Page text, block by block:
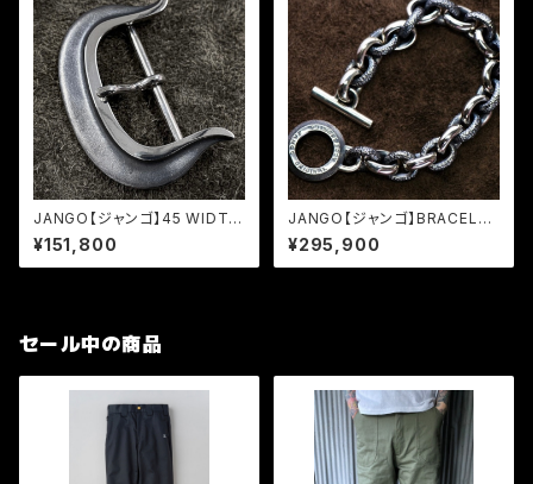
JANGO【ジャンゴ】45 WIDTH
BUCKLE (JB-01)
¥151,800
JANGO【ジャンゴ】BRACELET
(JBR-01)
¥295,900
セール中の商品